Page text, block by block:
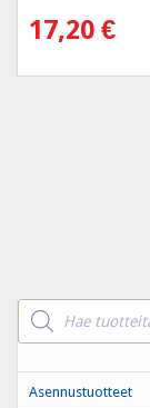
17,20 €
Products
search
Asennustuotteet